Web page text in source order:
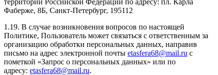
Фаберже, 8Б, Санкт-Петербург, 195112
1.19. В случае возникновения вопросов по настоящей
Политике, Пользователь может связаться с ответственным за
организацию обработки персональных данных, направив
письмо на адрес электронной почты etasfera68@mail.ru с
пометкой «Запрос о персональных данных» или по
адресу: etasfera68@mail.ru.